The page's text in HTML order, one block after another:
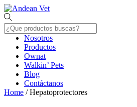
Skip
to
content
Menu
Nosotros
Productos
Ownat
Walkin’ Pets
Blog
Contáctanos
Close
Home / Hepatoprotectores